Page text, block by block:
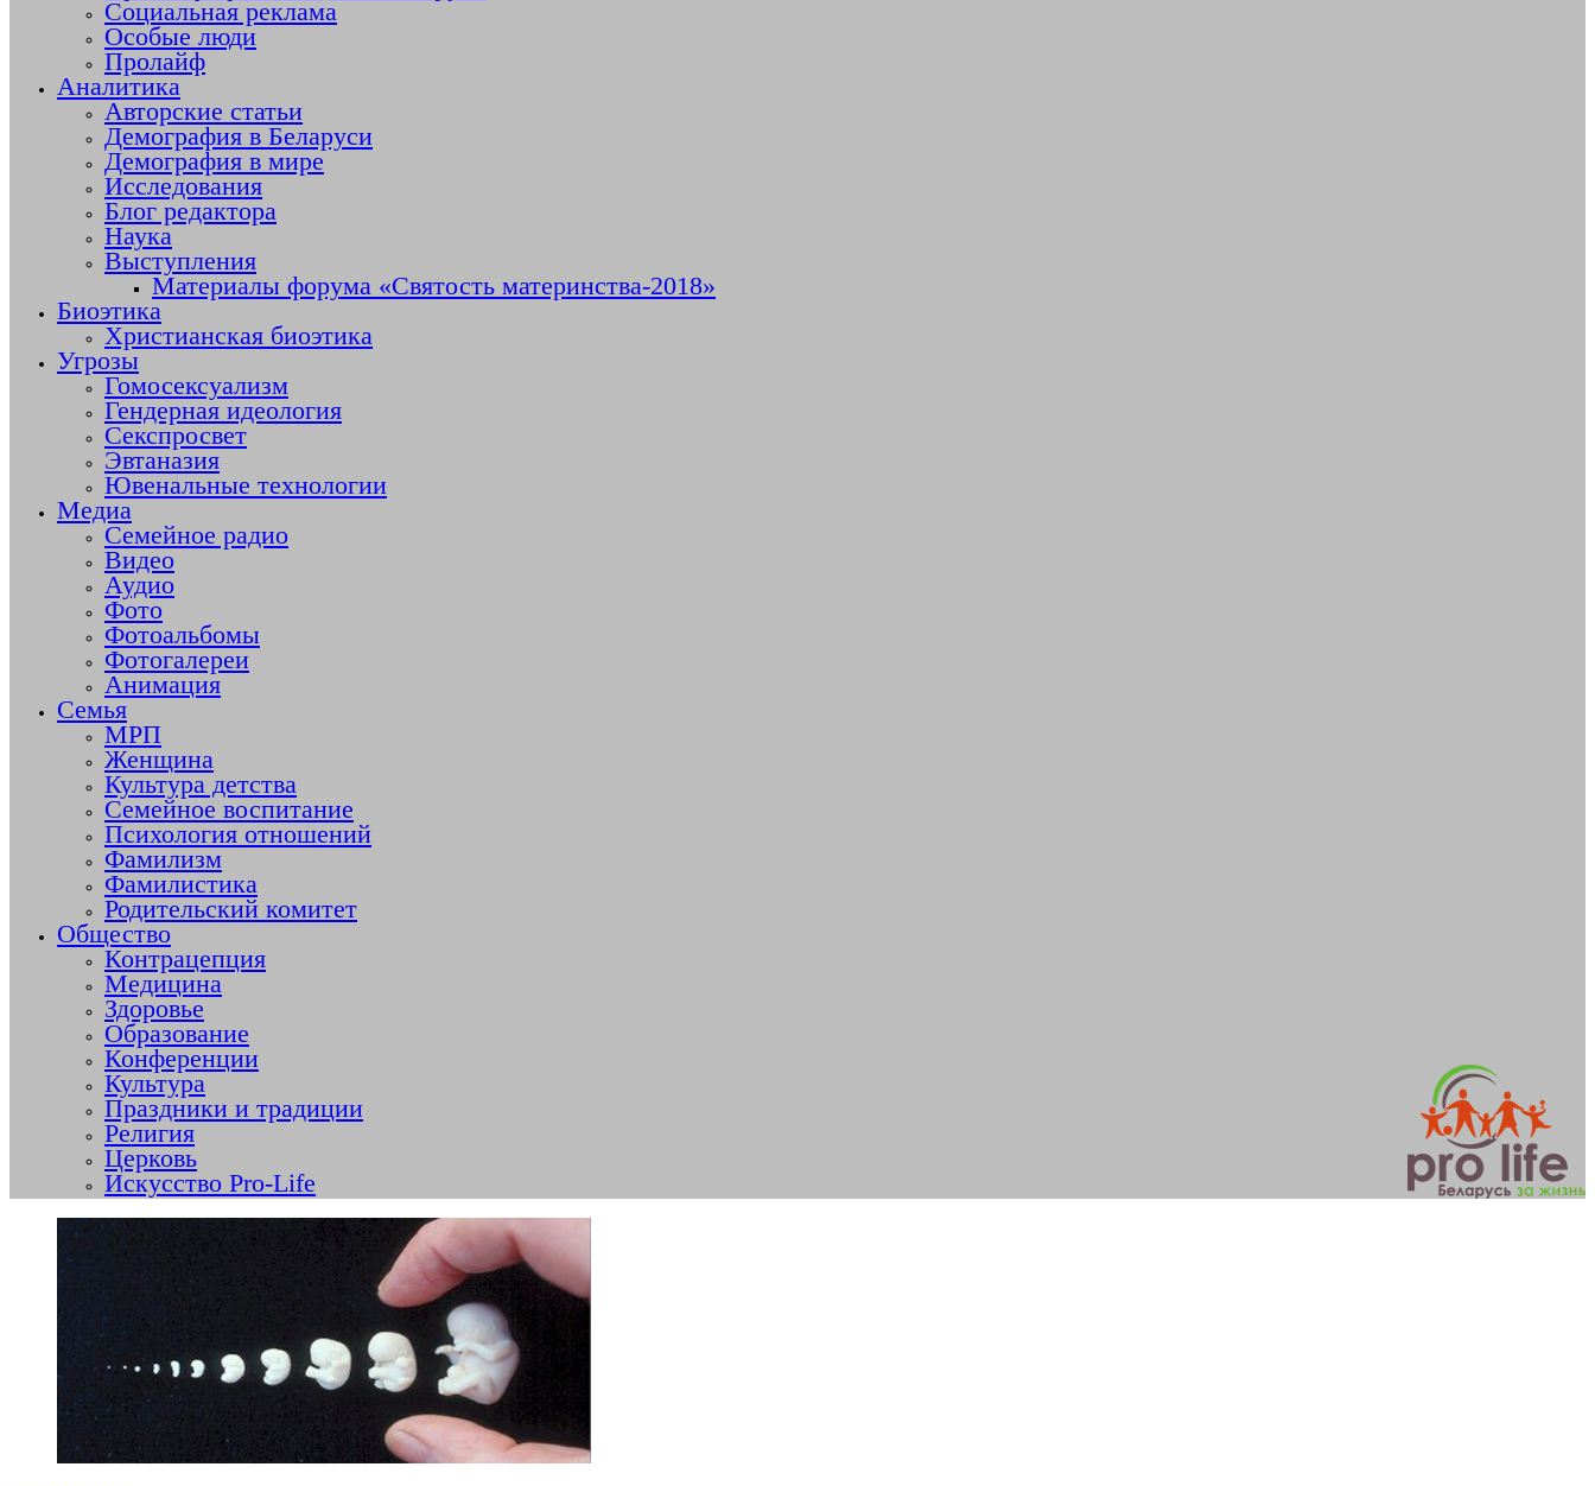
Социальная реклама
Особые люди
Пролайф
Аналитика
Авторские статьи
Демография в Беларуси
Демография в мире
Исследования
Блог редактора
Наука
Выступления
Материалы форума «Святость материнства-2018»
Биоэтика
Христианская биоэтика
Угрозы
Гомосексуализм
Гендерная идеология
Секспросвет
Эвтаназия
Ювенальные технологии
Медиа
Семейное радио
Видео
Аудио
Фото
Фотоальбомы
Фотогалереи
Анимация
Семья
МРП
Женщина
Культура детства
Семейное воспитание
Психология отношений
Фамилизм
Фамилистика
Родительский комитет
Общество
Контрацепция
Медицина
Здоровье
Образование
Конференции
Культура
Праздники и традиции
Религия
Церковь
Искусство Pro-Life